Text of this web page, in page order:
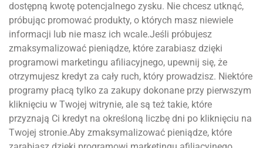
dostępną kwotę potencjalnego zysku. Nie chcesz utknąć,
próbując promować produkty, o których masz niewiele
informacji lub nie masz ich wcale.Jeśli próbujesz
zmaksymalizować pieniądze, które zarabiasz dzięki
programowi marketingu afiliacyjnego, upewnij się, że
otrzymujesz kredyt za cały ruch, który prowadzisz. Niektóre
programy płacą tylko za zakupy dokonane przy pierwszym
kliknięciu w Twojej witrynie, ale są też takie, które
przyznają Ci kredyt na określoną liczbę dni po kliknięciu na
Twojej stronie.Aby zmaksymalizować pieniądze, które